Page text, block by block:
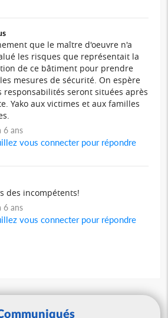
que le maître d'oeuvre n'a
les risques que représentait la
de ce bâtiment pour prendre
mesures de sécurité. On espère
responsabilités seront situées après
Yako aux victimes et aux familles
6 ans
vous connecter pour répondre
des incompétents!
6 ans
vous connecter pour répondre